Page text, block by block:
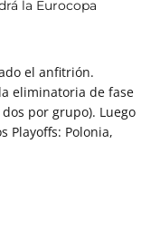
el anfitrión.
eliminatoria de fase
por grupo). Luego
Playoffs: Polonia,